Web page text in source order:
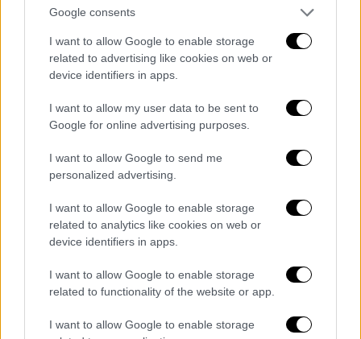
Google consents
I want to allow Google to enable storage
related to advertising like cookies on web or
device identifiers in apps.
I want to allow my user data to be sent to
Google for online advertising purposes.
I want to allow Google to send me
personalized advertising.
I want to allow Google to enable storage
related to analytics like cookies on web or
device identifiers in apps.
I want to allow Google to enable storage
related to functionality of the website or app.
I want to allow Google to enable storage
Όταν η 51χρονη κατευθύνθηκε στο σπίτι της,
ο δράστηςτης φώναξε «περίμενε 3 λεπτά»
και εκείνη πράγματι τον περίμενε,
πιστεύοντας ότι θα της δώσει πίσω το
κινητό.Ο 51χρονος πήγε στοσπίτι
του,
επιστρέφοντας την σκότωσε.
Αυτόπτες μάρτυρες δήλωσαν πως το πρωί
ανήσυχοςκαι στοκαφενείο , που
καθόταν, ασχολούταν με το
Συντετριμμένη η οικογένεια της
51χρονης
Ο 54χρονος ήταν ανύπαντρος, είχε βαφτίσει